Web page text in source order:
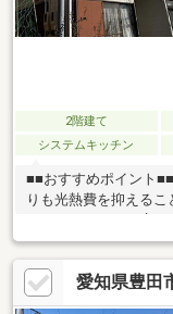
2階建て
システムキッチン
■■おすすめポイント
りも光熱費を抑えるこ
らすぐにあるので居
階は４部屋あり、ゆ
しやすく快適です！・
複数台持ちや来客時
愛知県豊田